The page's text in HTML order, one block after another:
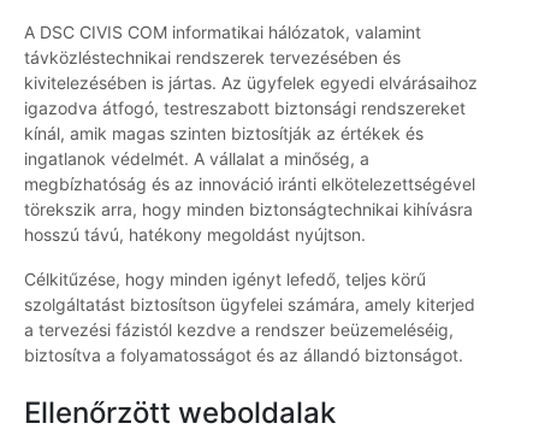
A DSC CIVIS COM informatikai hálózatok, valamint
távközléstechnikai rendszerek tervezésében és
kivitelezésében is jártas. Az ügyfelek egyedi elvárásaihoz
igazodva átfogó, testreszabott biztonsági rendszereket
kínál, amik magas szinten biztosítják az értékek és
ingatlanok védelmét. A vállalat a minőség, a
megbízhatóság és az innováció iránti elkötelezettségével
törekszik arra, hogy minden biztonságtechnikai kihívásra
hosszú távú, hatékony megoldást nyújtson.
Célkitűzése, hogy minden igényt lefedő, teljes körű
szolgáltatást biztosítson ügyfelei számára, amely kiterjed
a tervezési fázistól kezdve a rendszer beüzemeléséig,
biztosítva a folyamatosságot és az állandó biztonságot.
Ellenőrzött weboldalak